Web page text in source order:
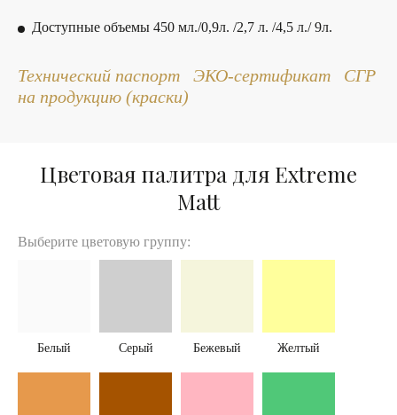
Доступные объемы 450 мл./0,9л. /2,7 л. /4,5 л./ 9л.
Технический паспорт ЭКО-сертификат
СГР
на продукцию (краски)
Цветовая палитра для Extreme
Matt
Выберите цветовую группу:
Белый Серый Бежевый Желтый